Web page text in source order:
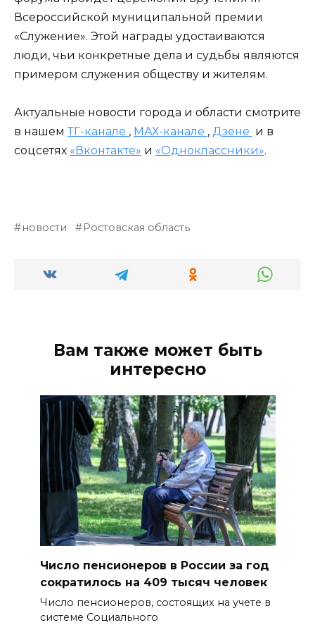
Всероссийской муниципальной премии
«Служение». Этой награды удостаиваются
люди, чьи конкретные дела и судьбы являются
примером служения обществу и жителям.
Актуальные новости города и области смотрите
в нашем ТГ-канале , МАХ-канале , Дзене и в
соцсетях «Вконтакте» и «Одноклассники».
новости Ростовская область
Вам также может быть
интересно
Число пенсионеров в России за год
сократилось на 409 тысяч человек
Число пенсионеров, состоящих на учете в
системе Социального